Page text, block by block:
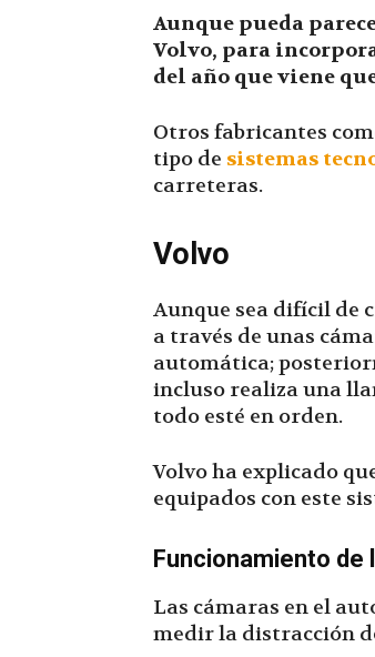
Aunque pueda
Volvo, para
del año que viene
Otros fabricantes
tipo de sistemas
carreteras.
Volvo
Aunque sea difícil de
a través de unas
automática;
incluso realiza una
todo esté en orden.
Volvo ha explicado
equipados con este
Funcionamiento de
Las cámaras en el
medir la distracción